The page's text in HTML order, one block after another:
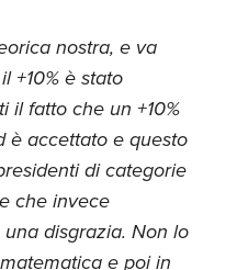
nostra, e va
+10% è stato
il fatto che un +10%
è accettato e questo
di categorie
che invece
disgrazia. Non lo
e poi in